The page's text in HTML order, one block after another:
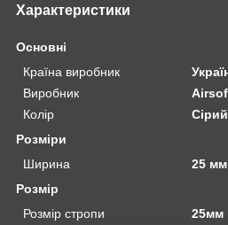
Характеристики
Основні
Країна виробник
Виробник
Колір
Сірий
Розміри
Ширина
25 мм
Розмір
Розмір стропи
25мм